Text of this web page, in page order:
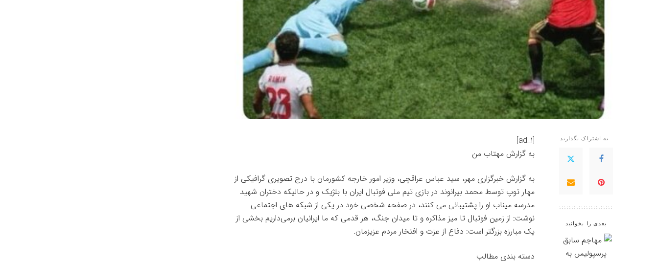
به اشتراک بگذارید
بعدی را بخوانید
[ad_1]
به گزارش مهتاب من
به گزارش خبرگزاری مهر، سید عباس عراقچی، وزیر امور خارجه کشورمان با درج تصویری گرافیکی از
مهار توپ توسط محمد بیرانوند در بازی تیم ملی فوتبال ایران با بلژیک و در حالیکه دختران شهید
مدرسه میناب او را پشتیبانی می کنند، در صفحه شخصی خود در یکی از شبکه های اجتماعی
نوشت: از زمین فوتبال تا میز مذاکره و تا میدان جنگ، هر قدمی که ما ایرانیان برمی‌داریم بخشی از
یک مبارزه بزرگتر است: دفاع از عزت و افتخار مردم عزیزمان.
دسته بندی مطالب